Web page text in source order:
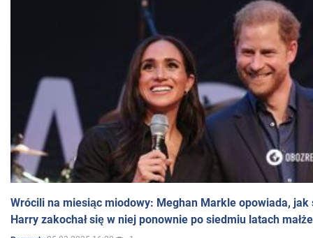
Wrócili na miesiąc miodowy: Meghan Markle opowiada, jak
Harry zakochał się w niej ponownie po siedmiu latach